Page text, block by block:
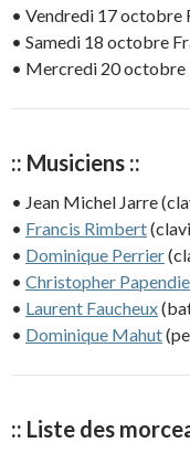
• Vendredi 17 octobre
• Samedi 18 octobre
• Mercredi 20 octobre
:: Musiciens ::
• Jean Michel Jarre
• Francis Rimbert
• Dominique Perrier
• Christopher
• Laurent Faucheux
• Dominique Mahut
:: Liste des